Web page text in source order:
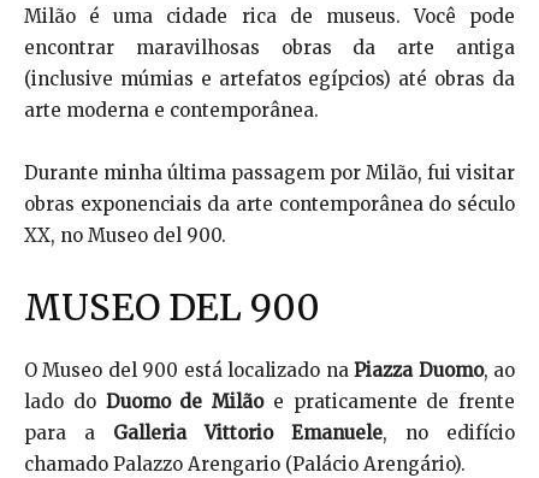
Milão é uma cidade rica de museus. Você pode
encontrar maravilhosas obras da arte antiga
(inclusive múmias e artefatos egípcios) até obras da
arte moderna e contemporânea.
Durante minha última passagem por Milão, fui visitar
obras exponenciais da arte contemporânea do século
XX, no Museo del 900.
MUSEO DEL 900
O Museo del 900 está localizado naPiazza Duomo, ao
lado do Duomo de Milãoe praticamente de frente
para a Galleria Vittorio Emanuele, no edifício
chamado Palazzo Arengario (Palácio Arengário).